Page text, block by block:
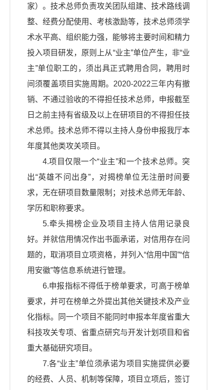
家）。技术总师负责攻关团队组建、技术路线调
整、经费分配使用、考核激励等，技术总师须学
术水平高、组织能力强，能够将主要时间和精力
投入项目研发，原则上从“业主”单位产生，非“业
主”单位职工的，须出具正式聘用合同，聘用时
间须覆盖项目实施周期。2020-2022三年内有撤
销、不通过验收的不得担任技术总师，申报截至
日之前主持有省级及以上在研项目的不得担任技
术总师。技术总师不得以主持人身份申报我厅本
年度其他类攻关项目。
4.项目仅限一个“业主”和一个技术总师。突
出“英雄不问出身”，对揭榜单位无注册时间要
求，无在研项目数量限制；对技术总师无年龄、
学历和职称要求。
5.牵头揭榜企业及项目主持人信用记录良
好。并就信用情况作出书面承诺，对信用存在问
题的，取消项目立项资格，并列入“信用中国”“信
用安徽”等信息系统进行管理。
6.申报指标不得低于榜单要求，可高于榜单
要求，并可在榜单之外提出其他关键技术及产业
化指标。同一个项目不能同时申报本年度省重大
科技攻关专项、省重点研究与开发计划项目和省
重大基础研究项目。
7.各“业主”单位须承诺为项目实施提供必要
的经费、人员、机制等保障，项目立项后，签订